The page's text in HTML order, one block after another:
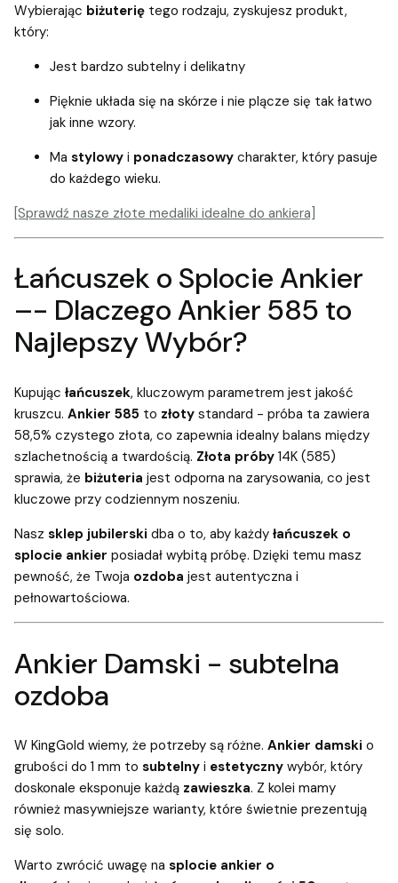
Wybierając biżuterię tego rodzaju, zyskujesz produkt,
który:
Jest bardzo subtelny i delikatny
Pięknie układa się na skórze i nie plącze się tak łatwo
jak inne wzory.
Ma stylowy i ponadczasowy charakter, który pasuje
do każdego wieku.
[Sprawdź nasze złote medaliki idealne do ankiera]
Łańcuszek o Splocie Ankier
–- Dlaczego Ankier 585 to
Najlepszy Wybór?
Kupując łańcuszek, kluczowym parametrem jest jakość
kruszcu. Ankier 585 to złoty standard - próba ta zawiera
58,5% czystego złota, co zapewnia idealny balans między
szlachetnością a twardością. Złota próby 14K (585)
sprawia, że biżuteria jest odporna na zarysowania, co jest
kluczowe przy codziennym noszeniu.
Nasz sklep jubilerski dba o to, aby każdy łańcuszek o
splocie ankier posiadał wybitą próbę. Dzięki temu masz
pewność, że Twoja ozdoba jest autentyczna i
pełnowartościowa.
Ankier Damski - subtelna
ozdoba
W KingGold wiemy, że potrzeby są różne. Ankier damski o
grubości do 1 mm to subtelny i estetyczny wybór, który
doskonale eksponuje każdą zawieszka. Z kolei mamy
również masywniejsze warianty, które świetnie prezentują
się solo.
Warto zwrócić uwagę na splocie ankier o